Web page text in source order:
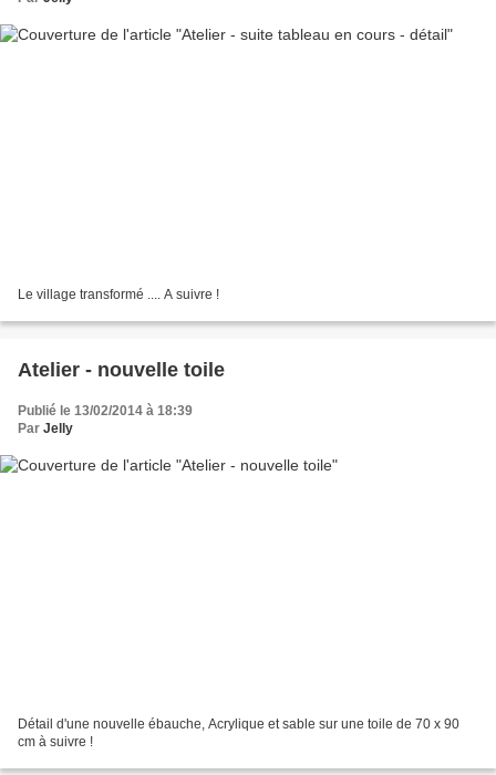
Le village transformé .... A suivre !
Atelier - nouvelle toile
Publié le 13/02/2014 à 18:39
Par Jelly
Détail d'une nouvelle ébauche, Acrylique et sable sur une toile de 70 x 90
cm à suivre !